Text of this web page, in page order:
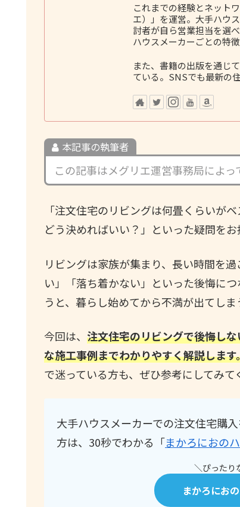
これまでの経験とネット
エ）」を運営。大手ハウ
討者が自ら営業担当を選
ハウスメーカーごとの特
また、書籍の出版を通じ
ている。SNSでも最新の
本記事の執筆者
この記事はメグリエ運営事務局によっ
「注文住宅のリビングは何畳くらいが
どう決めればいい？」といった疑問を
リビングは家族が集まり、長い時間を
い」「落ち着かない」といった後悔に
うと、暮らし始めてから不満が出てしま
今回は、 注文住宅のリビングで後悔し
な施工事例までわかりやすく解説します
で迷っている方も、ぜひ参考にしてみて
大手ハウスメーカーでの注文住宅購
方は、30秒でわかる「まかろにおの
＼ぴったり
まかろにお